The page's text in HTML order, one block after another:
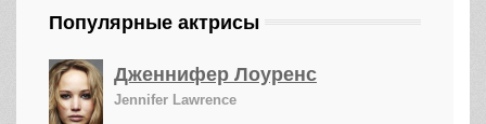
Популярные актрисы
Дженнифер Лоуренс
Jennifer Lawrence